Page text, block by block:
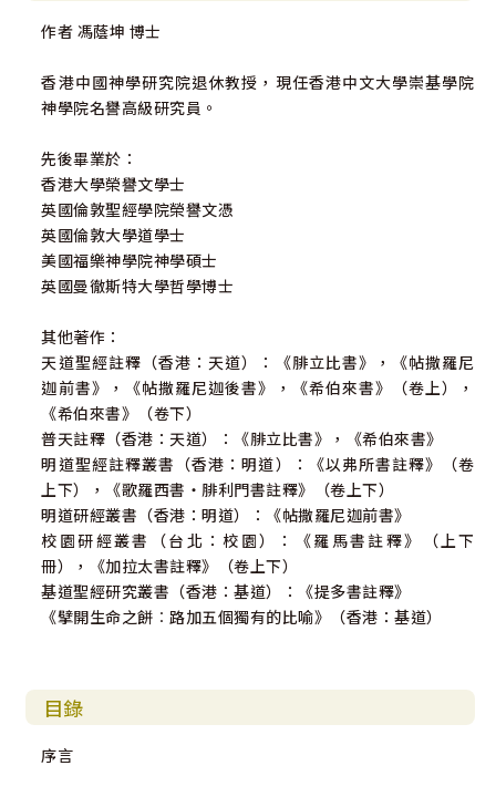
作者 馮蔭坤 博士
香港中國神學研究院退休教授，現任香港中文大學崇基學院
神學院名譽高級研究員。
先後畢業於：
香港大學榮譽文學士
英國倫敦聖經學院榮譽文憑
英國倫敦大學道學士
美國福樂神學院神學碩士
英國曼徹斯特大學哲學博士
其他著作：
天道聖經註釋（香港：天道）：《腓立比書》，《帖撒羅尼
迦前書》，《帖撒羅尼迦後書》，《希伯來書》（卷上），
《希伯來書》（卷下）
普天註釋（香港：天道）：《腓立比書》，《希伯來書》
明道聖經註釋叢書（香港：明道）：《以弗所書註釋》（卷
上下），《歌羅西書・腓利門書註釋》（卷上下）
明道研經叢書（香港：明道）：《帖撒羅尼迦前書》
校園研經叢書（台北：校園）：《羅馬書註釋》（上下
冊），《加拉太書註釋》（卷上下）
基道聖經研究叢書（香港：基道）：《提多書註釋》
《擘開生命之餅︰路加五個獨有的比喻》（香港：基道）
目錄
序言